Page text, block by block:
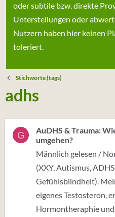
oder subtile bzw. direkte
Unterstellungen oder
Nutzern haben hier keinen
toleriert.
Stichworte (tags)
adhs
G
AuDHS & Trauma:
umgehen?
Männlich gelesen /
(XXY, Autismus,
Gefühlsblindheit).
eigenes Testosteron,
Hormontheraphie